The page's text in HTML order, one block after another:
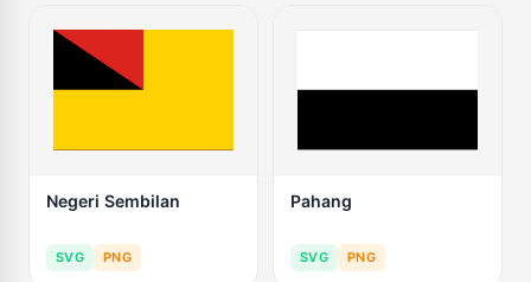
Negeri Sembilan
SVG PNG
Pahang
SVG PNG